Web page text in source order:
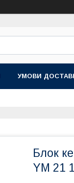
УМОВИ
Блок
YM 21